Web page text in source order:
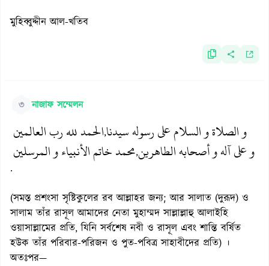
মুহিব্বুদ্দীন আল-খতিব
৩ নাজাফ সম্মেলন
الحمد لله رب العالمين,و الصلاة و السلام على رسوله سيدنا
محمد خاتم الأنبياء و المرسلين,و على آله و أصحابه الطاهرين
.
(সমস্ত প্রশংসা সৃষ্টিকুলের রব আল্লাহর জন্য; আর সালাত (দুরূদ) ও
সালাম তাঁর রাসূল আমাদের নেতা মুহাম্মদ সাল্লাল্লাহু আলাইহি
ওয়াসাল্লামের প্রতি, যিনি সর্বশেষ নবী ও রাসূল এবং শান্তি বর্ষিত
হউক তাঁর পরিবার-পরিজন ও পুত-পবিত্র সাহাবীদের প্রতি) ।
অতঃপর—